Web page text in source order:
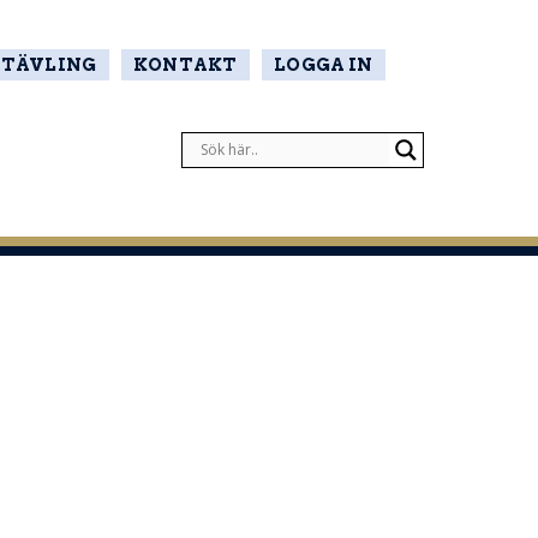
TÄVLING KONTAKT LOGGA IN